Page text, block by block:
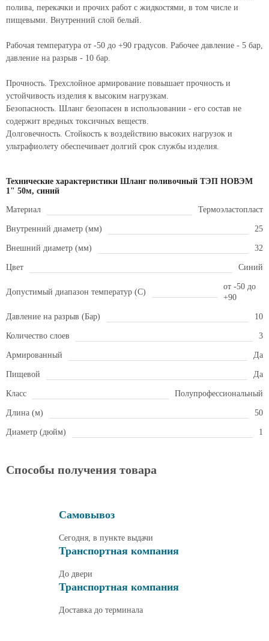
полива, перекачки и прочих работ с жидкостями, в том числе и
пищевыми. Внутренний слой белый.
Рабочая температура от -50 до +90 градусов. Рабочее давление - 5 бар,
давление на разрыв - 10 бар.
Прочность. Трехслойное армирование повышает прочность и
устойчивость изделия к высоким нагрузкам.
Безопасность. Шланг безопасен в использовании - его состав не
содержит вредных токсичных веществ.
Долговечность. Стойкость к воздействию высоких нагрузок и
ультрафиолету обеспечивает долгий срок службы изделия.
Технические характеристики Шланг поливочный ТЭП НОВЭМ
1" 50м, синий
Материал Термоэластопласт
Внутренний диаметр (мм) 25
Внешний диаметр (мм) 32
Цвет Синий
Допустимый диапазон температур (С)
от -50 до
+90
Давление на разрыв (Бар) 10
Количество слоев 3
Армированный Да
Пищевой Да
Класс Полупрофессиональный
Длина (м) 50
Диаметр (дюйм) 1
Способы получения товара
Самовывоз
Сегодня, в пункте выдачи
Транспортная компания
До двери
Транспортная компания
Доставка до терминала